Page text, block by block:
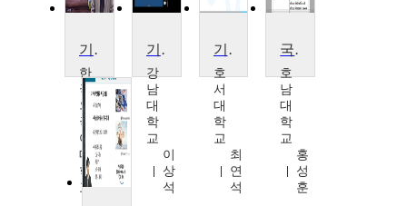
기업재무론
한
국
외
국
어
대
학
교
기업가정신과 창업
강
남
대
학
교
이
상
석
기업가정신과 창업기초
호
서
대
학
교
최
연
석
국제기업전략
호
남
대
학
교
홍
성
훈